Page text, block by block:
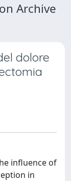
Archive
dolore
influence of
in